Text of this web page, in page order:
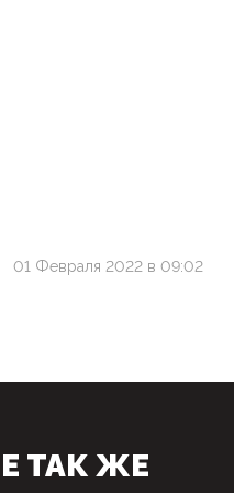
01 Февраля 2022 в 09:02
ТАК ЖЕ